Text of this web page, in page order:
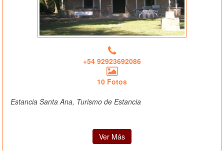
+54 92923692086
10 Fotos
Estancia Santa Ana, Turismo de Estancia
Ver Más